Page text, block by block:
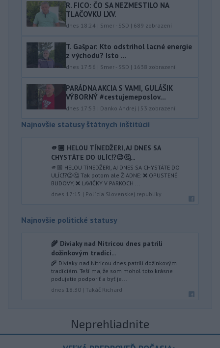
R. FICO: ČO SA NEZMESTILO NA
TLAČOVKU LXV.
dnes 18:24 | Smer - SSD | 689 zobrazení
T. Gašpar: Kto odstrihol lacné energie
z východu? Isto ...
dnes 17:56 | Smer - SSD | 1638 zobrazení
PARÁDNA AKCIA S VAMI, GULÁŠIK
VÝBORNÝ #cestujemeposlov...
dnes 17:53 | Danko Andrej | 53 zobrazení
Najnovšie statusy štátnych inštitúcií
🫵🏼 HELOU TÍNEDŽERI, AJ DNES SA
CHYSTÁTE DO ULÍC⁉️😉🤔...
🫵🏼 HELOU TÍNEDŽERI, AJ DNES SA CHYSTÁTE DO
ULÍC⁉️😉🤔 Tak potom ale ŽIADNE: ❌ OPUSTENÉ
BUDOVY, ❌ LAVIČKY V PARKOCH ...
dnes 17:15 | Polícia Slovenskej republiky
Najnovšie politické statusy
🌾 Diviaky nad Nitricou dnes patrili
dožinkovým tradíci...
🌾 Diviaky nad Nitricou dnes patrili dožinkovým
tradíciám. Teší ma, že som mohol toto krásne
podujatie podporiť a byť je...
dnes 18:30 | Takáč Richard
Neprehliadnite